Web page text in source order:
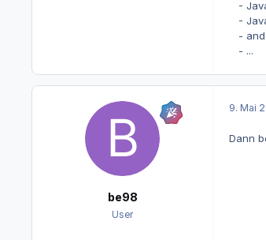
-
-
-
- ...
be98
User
9. Mai
Dann